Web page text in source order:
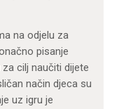
na odjelu za
pisanje
cilj naučiti dijete
način djeca su
uz igru je